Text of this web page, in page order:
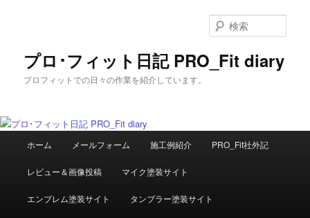
へ
移
プロ･フィット日記 PRO_Fit diary
プロフィットでの日々の作業を紹介しています。
索
ホーム メールフォーム 施工例紹介 PRO_Fit社外記
レビュー＆画像投稿 マイク塗装サイト
エンブレム塗装サイト タンブラー塗装サイト